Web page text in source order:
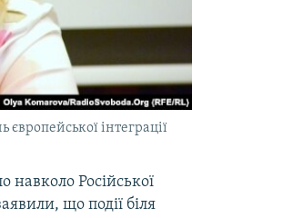
інтеграції
Російської
що події біля